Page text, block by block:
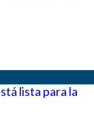
lista para la